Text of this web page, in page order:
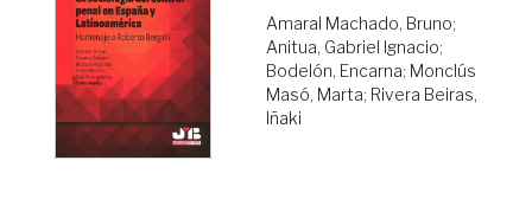
Amaral Machado, Bruno;
Anitua, Gabriel Ignacio;
Bodelón, Encarna; Monclús
Masó, Marta; Rivera Beiras,
Iñaki